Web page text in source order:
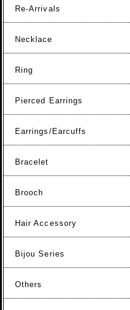
Re-Arrivals
Necklace
Ring
Pierced Earrings
Earrings/Earcuffs
Bracelet
Brooch
Hair Accessory
Bijou Series
Others